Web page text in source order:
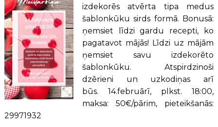
izdekorēs atvērta tipa medus
šablonkūku sirds formā. Bonusā:
ņemsiet līdzi gardu recepti, ko
pagatavot mājās! Līdzi uz mājām
ņemsiet savu izdekorēto
šablonkūku. Atspirdzinoši
dzērieni un uzkodiņas arī
būs. 14.februārī, plkst. 18:00,
maksa: 50€/pārim, pieteikšanās:
29971932